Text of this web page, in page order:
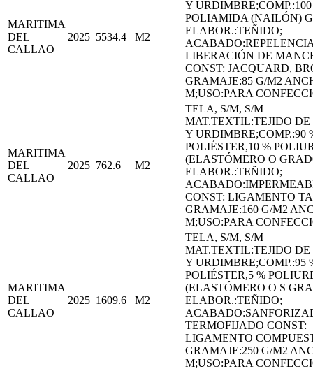
MARITIMA
DEL
CALLAO
2025 5534.4 M2
Y URDIMBRE;COMP.:100
POLIAMIDA (NAILÓN)
ELABOR.:TEÑIDO;
LIBERACIÓN DE
CONST: JACQUARD,
GRAMAJE:85 G/M2
M;USO:PARA
MARITIMA
DEL
CALLAO
2025 762.6 M2
TELA, S/M, S/M
MAT.TEXTIL:TEJIDO
Y URDIMBRE;COMP.:90
POLIÉSTER,10 %
(ELASTÓMERO O
ELABOR.:TEÑIDO;
CONST: LIGAMENTO
GRAMAJE:160 G/M2
M;USO:PARA
MARITIMA
DEL
CALLAO
2025 1609.6 M2
TELA, S/M, S/M
MAT.TEXTIL:TEJIDO
Y URDIMBRE;COMP.:95
POLIÉSTER,5 %
(ELASTÓMERO O S
ELABOR.:TEÑIDO;
TERMOFIJADO CONST:
LIGAMENTO
GRAMAJE:250 G/M2
M;USO:PARA